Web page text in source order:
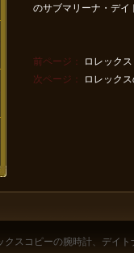
のサブマリーナ・デイ
前ページ：
ロレック
次ページ：
ロレック
クスコピーの腕時計、 デイト